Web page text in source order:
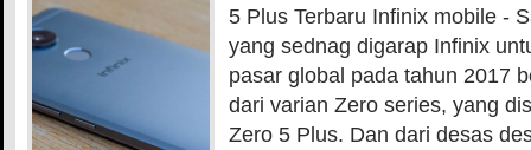
5 Plus Terbaru Infinix mobile -
yang sednag digarap Infinix
pasar global pada tahun 2017
dari varian Zero series, yang
Zero 5 Plus. Dan dari desas